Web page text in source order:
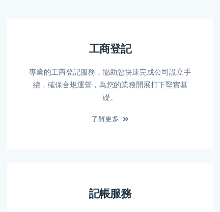
工商登記
專業的工商登記服務，協助您快速完成公司設立手
續，確保合規運營，為您的業務開展打下堅實基
礎。
了解更多
記帳服務